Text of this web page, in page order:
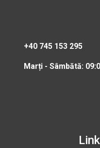
+40 745 153 295
Marți - Sâmbătă: